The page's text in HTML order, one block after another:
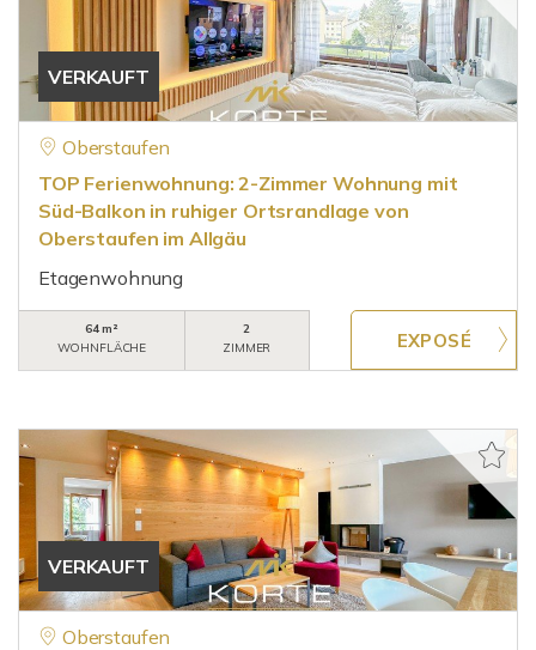
VERKAUFT
Oberstaufen
TOP Ferienwohnung: 2-Zimmer Wohnung mit
Süd-Balkon in ruhiger Ortsrandlage von
Oberstaufen im Allgäu
Etagenwohnung
64 m²
WOHNFLÄCHE
2
ZIMMER
VERKAUFT
Oberstaufen